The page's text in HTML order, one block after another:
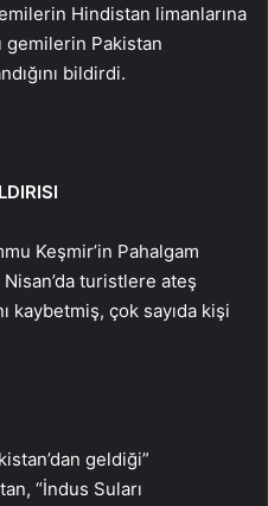
Hindistan limanlarına
gemilerin Pakistan
bildirdi.
Keşmir’in Pahalgam
turistlere ateş
kaybetmiş, çok sayıda kişi
geldiği”
“İndus Suları